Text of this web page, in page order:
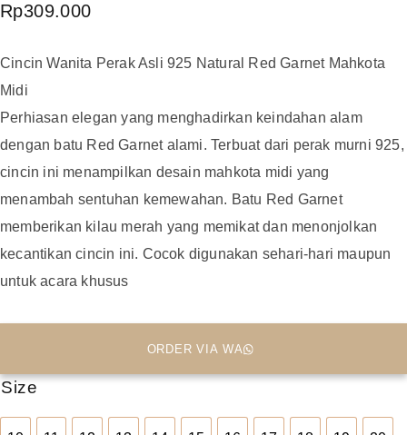
Rp309.000
Cincin Wanita Perak Asli 925 Natural Red Garnet Mahkota
Midi
Perhiasan elegan yang menghadirkan keindahan alam
dengan batu Red Garnet alami. Terbuat dari perak murni 925,
cincin ini menampilkan desain mahkota midi yang
menambah sentuhan kemewahan. Batu Red Garnet
memberikan kilau merah yang memikat dan menonjolkan
kecantikan cincin ini. Cocok digunakan sehari-hari maupun
untuk acara khusus
ORDER VIA WA
Size